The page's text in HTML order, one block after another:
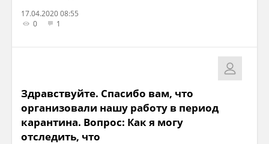
17.04.2020 08:55
0
1
Здравствуйте. Спасибо вам, что
организовали нашу работу в период
карантина. Вопрос: Как я могу
отследить, что